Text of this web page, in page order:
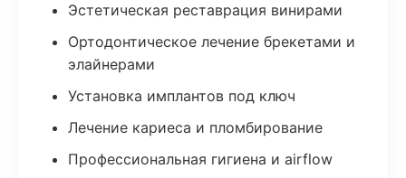
Эстетическая реставрация винирами
Ортодонтическое лечение брекетами и
элайнерами
Установка имплантов под ключ
Лечение кариеса и пломбирование
Профессиональная гигиена и airflow